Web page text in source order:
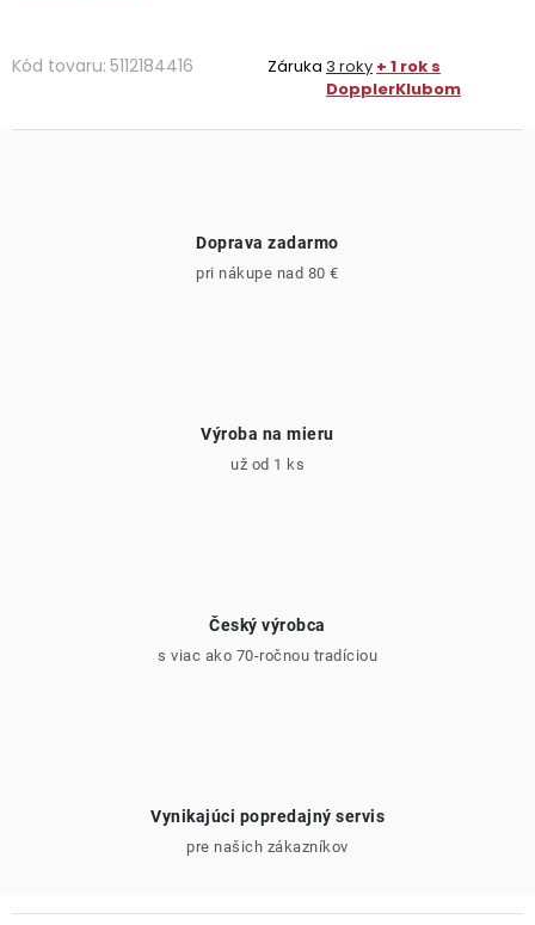
Kód tovaru: 5112184416 Záruka 3 roky + 1 rok s
DopplerKlubom
Doprava zadarmo
pri nákupe nad 80 €
Výroba na mieru
už od 1 ks
Český výrobca
s viac ako 70-ročnou tradíciou
Vynikajúci popredajný servis
pre našich zákazníkov